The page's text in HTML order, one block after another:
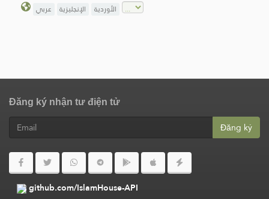
عربي الإنجليزية الأوردية
Đăng ký nhận tư điện tử
Đăng ký
github.com/IslamHouse-API